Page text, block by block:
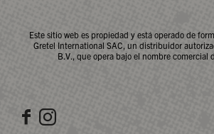
 
Este sitio web es propiedad y está operado de
Gretel International SAC, un distribuidor
B.V., que opera bajo el nombre comercial